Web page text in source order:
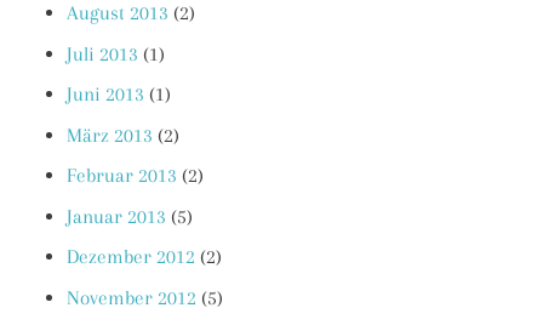
August 2013 (2)
Juli 2013 (1)
Juni 2013 (1)
März 2013 (2)
Februar 2013 (2)
Januar 2013 (5)
Dezember 2012 (2)
November 2012 (5)